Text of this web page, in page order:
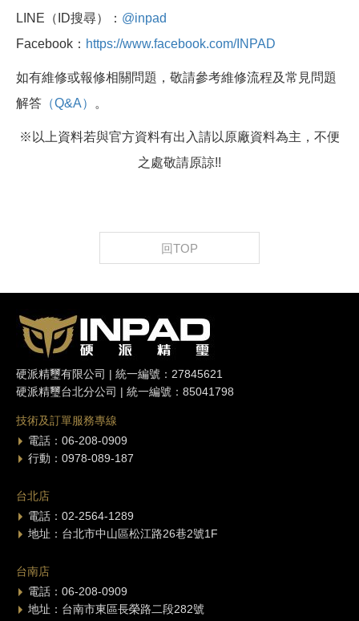
LINE（ID搜尋）： @inpad
Facebook： https://www.facebook.com/INPAD
如有維修或報修相關問題，敬請參考維修流程及常見問題
解答 （Q&A） 。
※以上資料若與官方資料有出入請以原廠資料為主，不便
之處敬請原諒!!
回TOP
硬派精璽有限公司 | 統一編號：27845621
硬派精璽台北分公司 | 統一編號：85041798
技術及訂單服務專線
電話：06-208-0909
行動：0978-089-187
台北店
電話：02-2564-1289
地址：台北市中山區松江路26巷2號1F
台南店
電話：06-208-0909
地址：台南市東區長榮路二段282號